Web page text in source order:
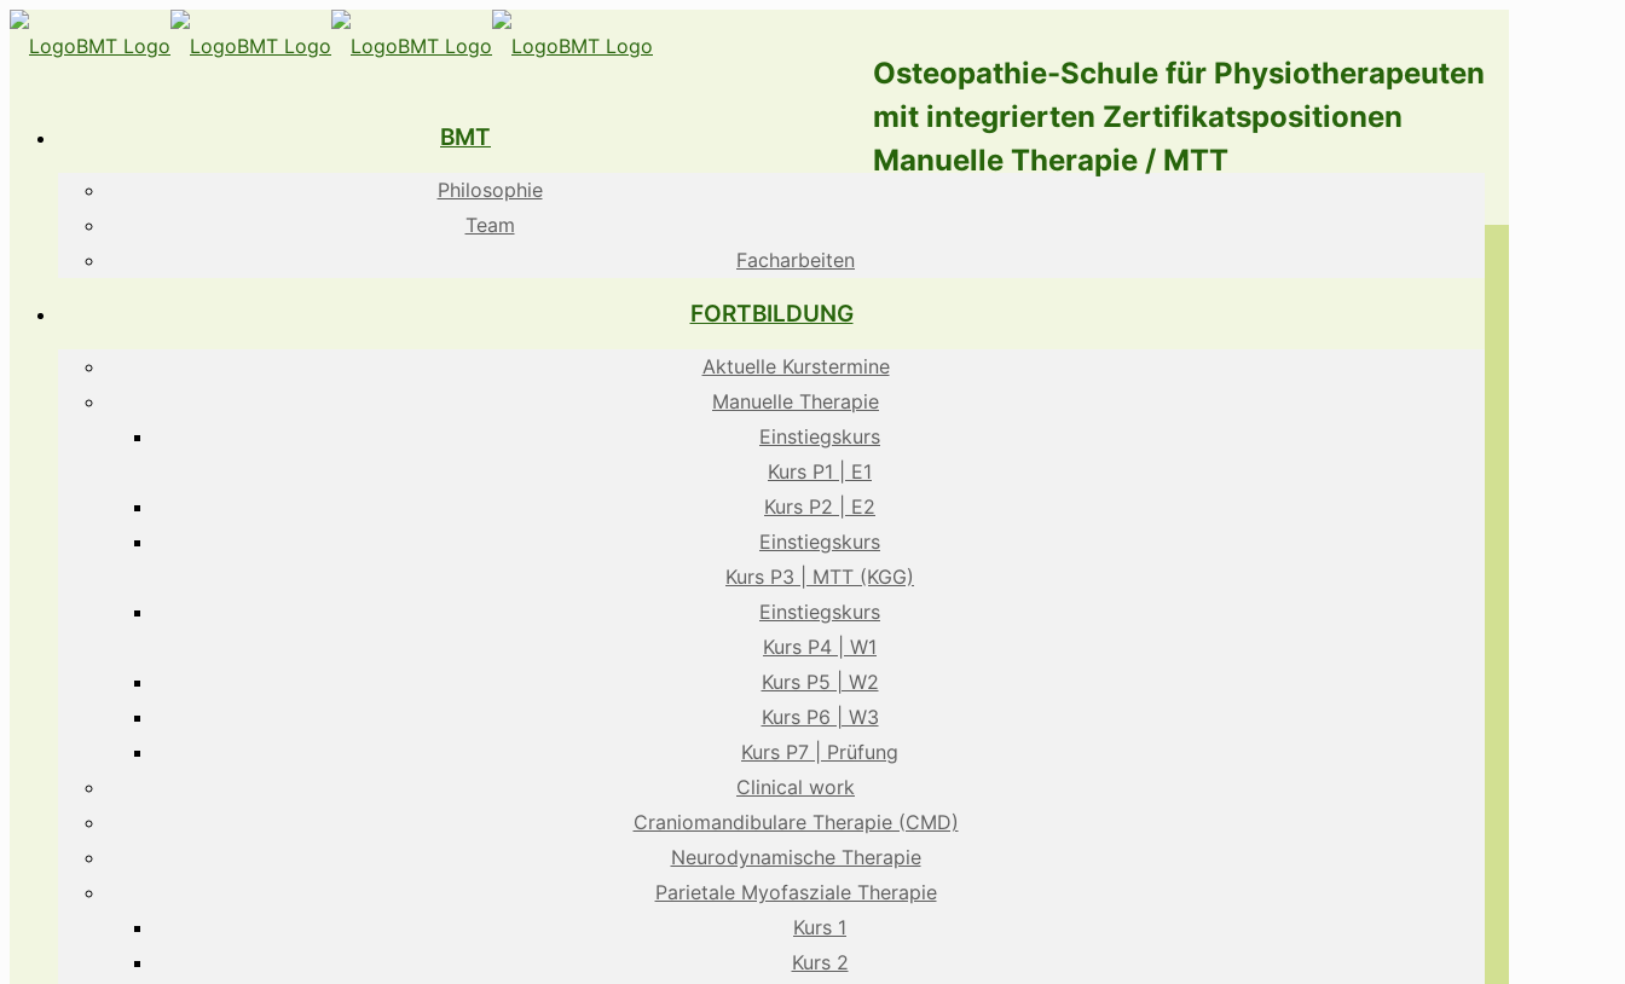
Osteopathie-Schule für Physiotherapeuten
mit integrierten Zertifikatspositionen
Manuelle Therapie / MTT
BMT
Philosophie
Team
Facharbeiten
FORTBILDUNG
Aktuelle Kurstermine
Manuelle Therapie
Einstiegskurs
Kurs P1 | E1
Kurs P2 | E2
Einstiegskurs
Kurs P3 | MTT (KGG)
Einstiegskurs
Kurs P4 | W1
Kurs P5 | W2
Kurs P6 | W3
Kurs P7 | Prüfung
Clinical work
Craniomandibulare Therapie (CMD)
Neurodynamische Therapie
Parietale Myofasziale Therapie
Kurs 1
Kurs 2